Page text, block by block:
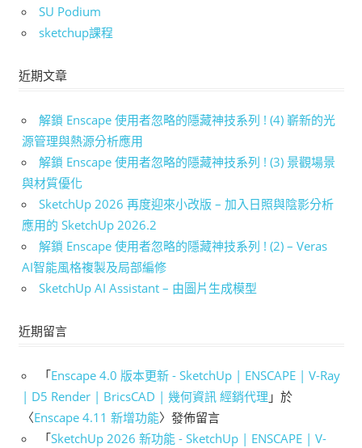
SU Podium
sketchup課程
近期文章
解鎖 Enscape 使用者忽略的隱藏神技系列 ! (4) 嶄新的光
源管理與熱源分析應用
解鎖 Enscape 使用者忽略的隱藏神技系列 ! (3) 景觀場景
與材質優化
SketchUp 2026 再度迎來小改版 – 加入日照與陰影分析
應用的 SketchUp 2026.2
解鎖 Enscape 使用者忽略的隱藏神技系列 ! (2) – Veras
AI智能風格複製及局部編修
SketchUp AI Assistant – 由圖片生成模型
近期留言
「Enscape 4.0 版本更新 - SketchUp | ENSCAPE | V-Ray
| D5 Render | BricsCAD | 幾何資訊 經銷代理 」於
〈Enscape 4.11 新增功能〉發佈留言
「SketchUp 2026 新功能 - SketchUp | ENSCAPE | V-